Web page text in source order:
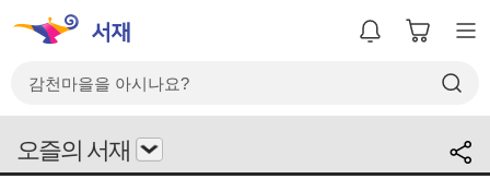
오즐의 서재